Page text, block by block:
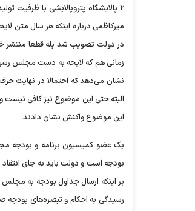
میرکاظمی درباره اینکه هر سال متن
در دولت تصویب شد بله قطعا منتشر
زمانی هم که لایحه به دست مجلس
نشان می‌دهد که احتمالا در نهایت
البته حتی این موضوع نیز کافی نیست
این موضوع واکنش نشان دادند.
یک عضو کمیسیون برنامه و بودجه
بودجه است و دولت باید به جای
بر اینکه ارسال جداول بودجه به